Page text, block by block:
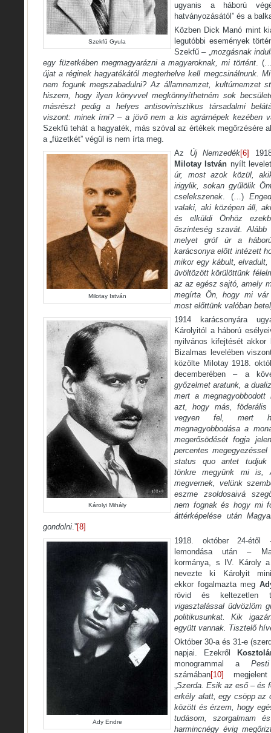
Szekfű Gyula
ugyanis a háború
hatványozásától” és a
Közben Dick Manó mint
legutóbbi események
Szekfű – „mozgásnak
egy füzetkében megmagyarázni a magyaroknak, mi történt.
újat a réginek hagyatékától megterhelve kell megcsinálnunk.
nem fogunk megszabadulni? Az államnemzet, kultúrnemzet
hiszem, hogy ilyen könyvvel megkönnyíthetném sok
másrészt pedig a helyes antisovinisztikus társadalmi
viszont: minek írni? – a jövő nem a kis agrárnépek kezében
Szekfű tehát a hagyaték, más szóval az értékek megőrzésére
a „füzetkét” végül is nem írta meg.
Milotay István
Az Új Nemzedék[6]
Milotay István nyílt
úr, most azok közül,
irigylik, sokan gyűlölik
cselekszenek. (…)
valaki, aki középen áll,
és elküldi Önhöz
őszinteség szavát.
melyet gróf úr a
karácsonya előtt intézett
mikor egy kábult,
üvöltözött körülöttünk
az az egész sajtó, amely
megírta Ön, hogy mi vár
most előttünk valóban
Károlyi Mihály
1914 karácsonyára
Károlyitól a háború
nyilvános kifejtését akkor
Bizalmas levelében
közölte Milotay 1918.
decemberében – a
győzelmet aratunk, a
mert a
azt, hogy más, föderális
vegyen fel, mert
megnagyobbodása a
megerősödését fogja
percentes
status quo antet tudjuk
tönkre megyünk mi
megvernek, velünk
eszme zsoldosaivá
nem fognak és hogy mi
áttérképelése után
gondolni.”[8]
Ady Endre
1918. október 24-étől
lemondása után –
kormánya, s IV. Károly
nevezte ki Károlyit
ekkor fogalmazta meg
rövid és keltezetlen
vigasztalással üdvözlöm
politikusunkat. Kik
együtt vannak. Tisztelő
Október 30-a és 31-e
napjai. Ezekről
monogrammal a
számában[10]
„Szerda. Esik az eső – és
erkély alatt, egy csöpp az
között és érzem, hogy
tudásom, szorgalmam
harmincnégy évig